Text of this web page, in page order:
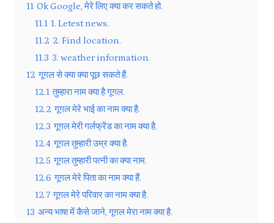
11 Ok Google, मेरे लिए क्या कर सकते हो.
11.1 1. Letest news.
11.2 2. Find location.
11.3 3. weather information.
12 गूगल से क्या क्या पूछ सकते हैं.
12.1 तुम्हारा नाम क्या है गूगल.
12.2 गूगल मेरे भाई का नाम क्या है.
12.3 गूगल मेरी गर्लफ्रेंड का नाम क्या है.
12.4 गूगल तुम्हारी उम्र क्या है.
12.5 गूगल तुम्हारी पत्नी का क्या नाम.
12.6 गूगल मेरे पिता का नाम क्या हैं.
12.7 गूगल मेरे परिवार का नाम क्या है.
13 अन्य भाषा में कैसे जाने, गूगल मेरा नाम क्या है.